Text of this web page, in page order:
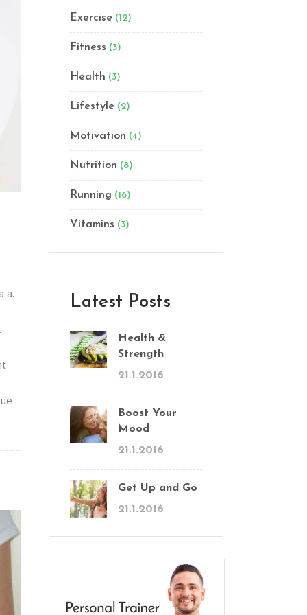
a.
Exercise (12)
Fitness (3)
Health (3)
Lifestyle (2)
Motivation (4)
Nutrition (8)
Running (16)
Vitamins (3)
Latest Posts
Health &
Strength
21.1.2016
Boost Your
Mood
21.1.2016
Get Up and Go
21.1.2016